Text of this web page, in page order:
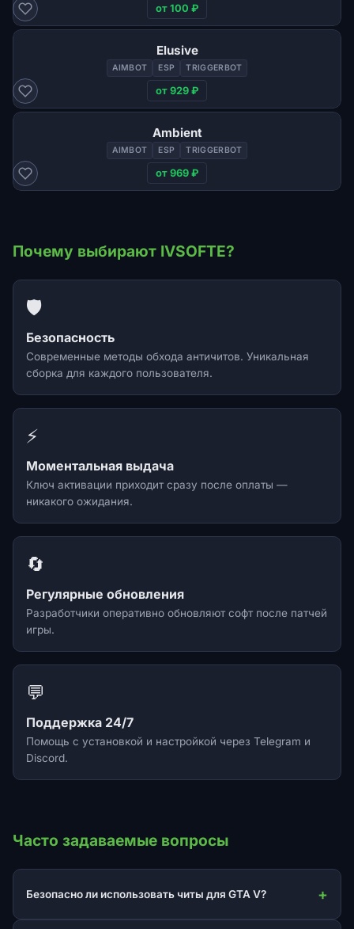
от 100 ₽
Elusive
AIMBOT ESP TRIGGERBOT
от 929 ₽
Ambient
AIMBOT ESP TRIGGERBOT
от 969 ₽
Почему выбирают IVSOFTE?
🛡️
Безопасность
Современные методы обхода античитов. Уникальная
сборка для каждого пользователя.
⚡
Моментальная выдача
Ключ активации приходит сразу после оплаты —
никакого ожидания.
🔄
Регулярные обновления
Разработчики оперативно обновляют софт после патчей
игры.
💬
Поддержка 24/7
Помощь с установкой и настройкой через Telegram и
Discord.
Часто задаваемые вопросы
Безопасно ли использовать читы для GTA V?